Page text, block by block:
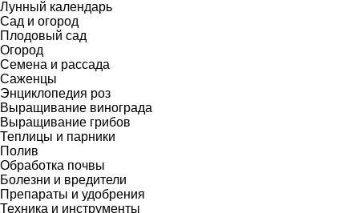
Лунный календарь
Сад и огород
Плодовый сад
Огород
Семена и рассада
Саженцы
Энциклопедия роз
Выращивание винограда
Выращивание грибов
Теплицы и парники
Полив
Обработка почвы
Болезни и вредители
Препараты и удобрения
Техника и инструменты